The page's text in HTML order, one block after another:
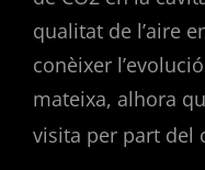
qualitat de l’aire
conèixer
mateixa, alhora
visita per part del